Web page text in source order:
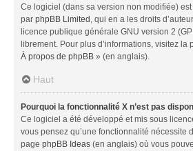
Ce logiciel (dans sa version non modifiée)
par phpBB Limited, qui en a les droits
licence publique générale GNU version 2
librement. Pour plus d’informations, visitez la
À propos de phpBB » (en anglais).
Haut
Pourquoi la fonctionnalité X n’est pas
Ce logiciel a été développé et mis sous
vous pensez qu’une fonctionnalité nécessite
page phpBB Ideas (en anglais) où vous